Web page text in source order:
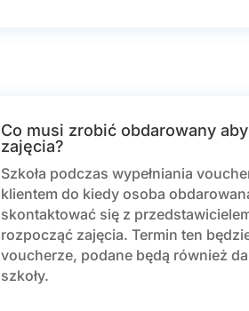
Co musi zrobić obdarowany
zajęcia?
Szkoła podczas wypełniania
klientem do kiedy osoba
skontaktować się z
rozpocząć zajęcia. Termin ten
voucherze, podane będą również
szkoły.